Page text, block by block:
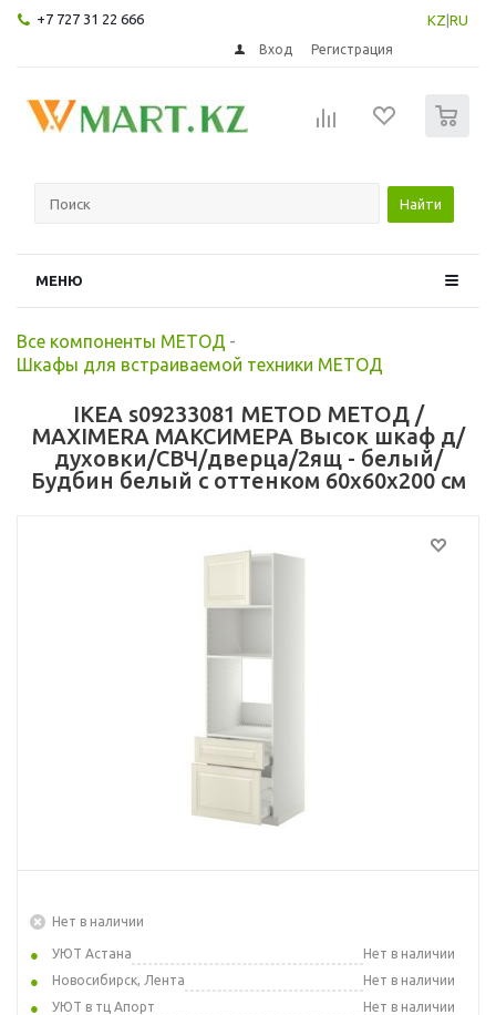
+7 727 31 22 666 KZ RU
Вход Регистрация
Найти
МЕНЮ
Все компоненты МЕТОД -
Шкафы для встраиваемой техники МЕТОД
IKEA s09233081 METOD МЕТОД /
MAXIMERA МАКСИМЕРА Высок шкаф д/
духовки/СВЧ/дверца/2ящ - белый/
Будбин белый с оттенком 60x60x200 см
Нет в наличии
УЮТ Астана
Нет в наличии
Новосибирск, Лента
Нет в наличии
УЮТ в тц Апорт
Нет в наличии